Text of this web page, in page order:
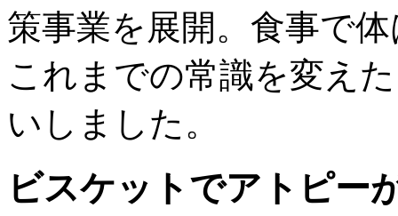
策事業を展開。食事で
これまでの常識を変え
いしました。
ビスケットでアトピー